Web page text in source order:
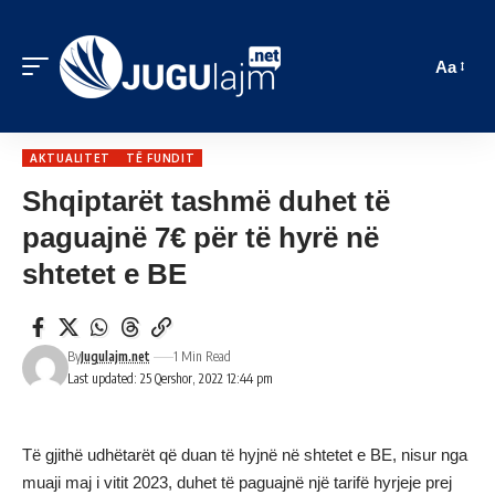
Aa
AKTUALITET TË FUNDIT
Shqiptarët tashmë duhet të
paguajnë 7€ për të hyrë në
shtetet e BE
Last updated: 25 Qershor, 2022 12:44 pm
ByJugulajm.net 1 Min Read
Të gjithë udhëtarët që duan të hyjnë në shtetet e BE, nisur nga
muaji maj i vitit 2023, duhet të paguajnë një tarifë hyrjeje prej